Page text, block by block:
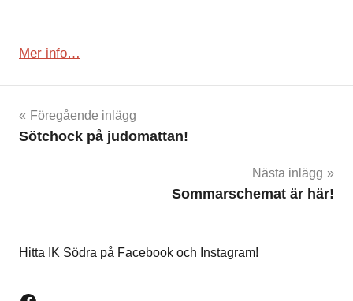
Mer info…
Inläggsnavigering
Föregående inlägg
Sötchock på judomattan!
Nästa inlägg
Sommarschemat är här!
Hitta IK Södra på Facebook och Instagram!